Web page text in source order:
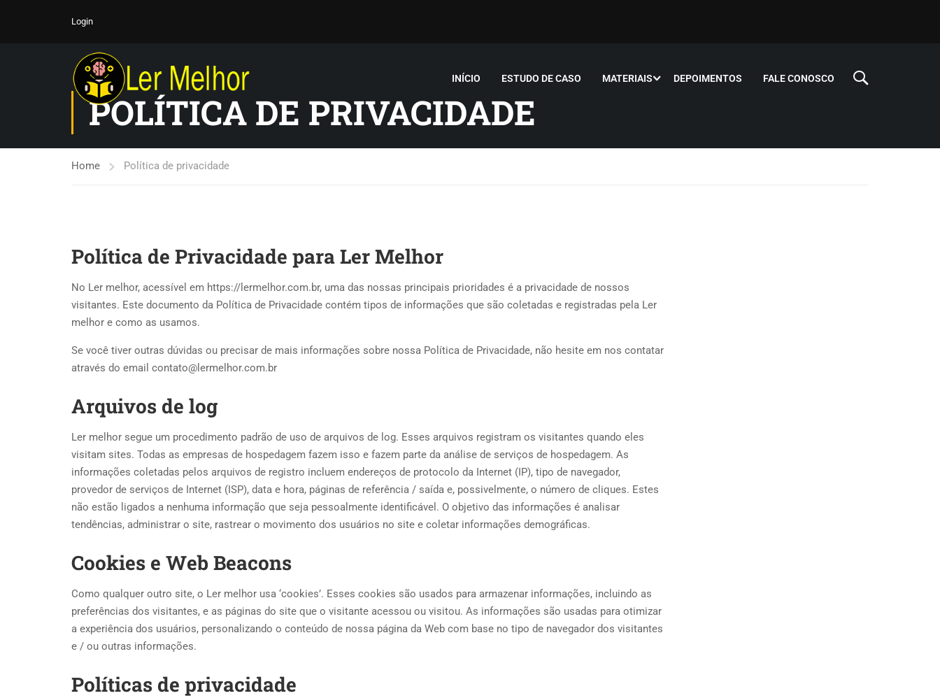
Login
INÍCIO ESTUDO DE CASO MATERIAIS DEPOIMENTOS FALE CONOSCO
POLÍTICA DE PRIVACIDADE
Home Política de privacidade
Política de Privacidade para Ler Melhor
No Ler melhor, acessível em https://lermelhor.com.br, uma das nossas principais prioridades é a privacidade de nossos
visitantes. Este documento da Política de Privacidade contém tipos de informações que são coletadas e registradas pela Ler
melhor e como as usamos.
Se você tiver outras dúvidas ou precisar de mais informações sobre nossa Política de Privacidade, não hesite em nos contatar
através do email contato@lermelhor.com.br
Arquivos de log
Ler melhor segue um procedimento padrão de uso de arquivos de log. Esses arquivos registram os visitantes quando eles
visitam sites. Todas as empresas de hospedagem fazem isso e fazem parte da análise de serviços de hospedagem. As
informações coletadas pelos arquivos de registro incluem endereços de protocolo da Internet (IP), tipo de navegador,
provedor de serviços de Internet (ISP), data e hora, páginas de referência / saída e, possivelmente, o número de cliques. Estes
não estão ligados a nenhuma informação que seja pessoalmente identificável. O objetivo das informações é analisar
tendências, administrar o site, rastrear o movimento dos usuários no site e coletar informações demográficas.
Cookies e Web Beacons
Como qualquer outro site, o Ler melhor usa ‘cookies’. Esses cookies são usados ​​para armazenar informações, incluindo as
preferências dos visitantes, e as páginas do site que o visitante acessou ou visitou. As informações são usadas para otimizar
a experiência dos usuários, personalizando o conteúdo de nossa página da Web com base no tipo de navegador dos visitantes
e / ou outras informações.
Políticas de privacidade